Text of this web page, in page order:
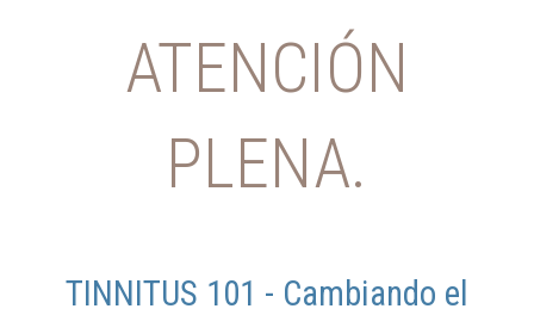
ATENCIÓN
PLENA.
TINNITUS 101 - Cambiando el